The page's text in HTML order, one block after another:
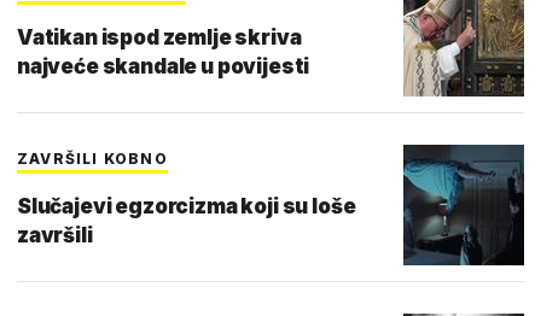
Vatikan ispod zemlje skriva
najveće skandale u povijesti
ZAVRŠILI KOBNO
Slučajevi egzorcizma koji su loše
završili